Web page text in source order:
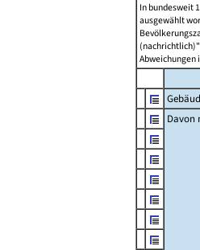
In bundesweit
ausgewählt
Abweichungen
Davon